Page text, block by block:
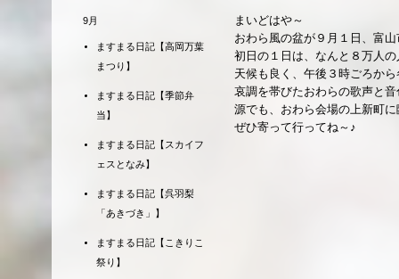
まいどはや～
おわら風の盆が９月１日、富
初日の１日は、なんと８万人
天候も良く、午後３時ごろか
哀調を帯びたおわらの歌声と
源でも、おわら会場の上新町
ぜひ寄って行ってね～♪
9月
ますまる日記【高岡万葉
まつり】
ますまる日記【季節弁
当】
ますまる日記【スカイフ
ェスとなみ】
ますまる日記【呉羽梨
「あきづき」】
ますまる日記【こきりこ
祭り】